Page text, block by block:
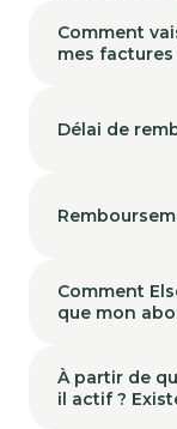
Comment
mes factures
Délai de
Comment
que mon
À partir de
il actif ?